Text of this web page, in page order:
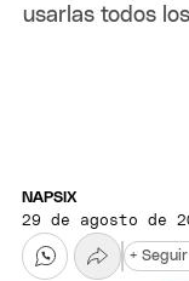
usarlas todos
NAPSIX
29 de agosto de
+